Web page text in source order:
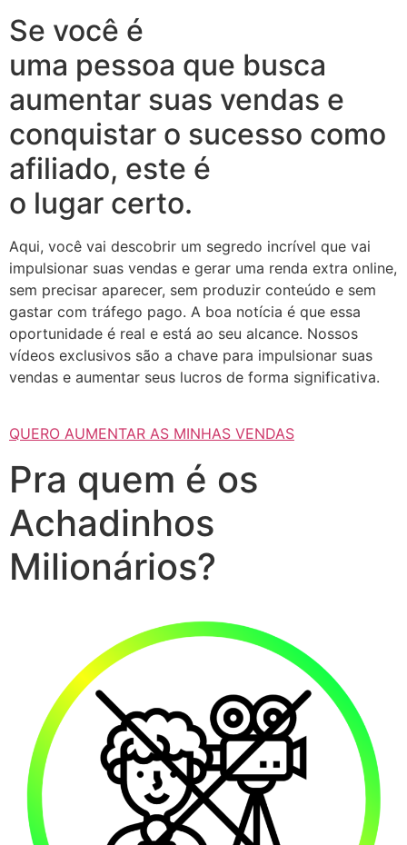
Se você é
uma pessoa que busca
aumentar suas vendas e
conquistar o sucesso como
afiliado, este é
o lugar certo.
Aqui, você vai descobrir um segredo incrível que vai
impulsionar suas vendas e gerar uma renda extra online,
sem precisar aparecer, sem produzir conteúdo e sem
gastar com tráfego pago. A boa notícia é que essa
oportunidade é real e está ao seu alcance. Nossos
vídeos exclusivos são a chave para impulsionar suas
vendas e aumentar seus lucros de forma significativa.
QUERO AUMENTAR AS MINHAS VENDAS
Pra quem é os
Achadinhos
Milionários?